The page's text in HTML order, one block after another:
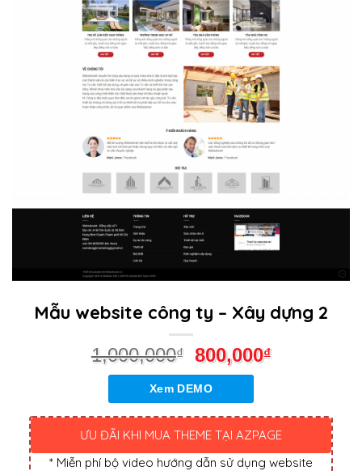
Mẫu website công ty – Xây dựng 2
1,000,000₫ 800,000₫
Xem DEMO
ƯU ĐÃI KHI MUA THEME TẠI AZPAGE
* Miễn phí bộ video hướng dẫn sử dụng website